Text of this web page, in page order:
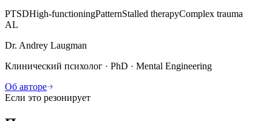
PTSDHigh-functioningPatternStalled therapyComplex trauma
AL
Dr. Andrey Laugman
Клинический психолог · PhD · Mental Engineering
Об авторе
Если это резонирует